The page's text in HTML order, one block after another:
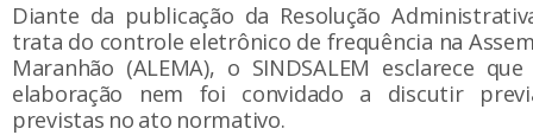
Diante da publicação da Resolução
trata do controle eletrônico de frequência na
Maranhão (ALEMA), o SINDSALEM esclarece
elaboração nem foi convidado a discutir
previstas no ato normativo.